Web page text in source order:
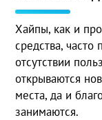
Хайпы, как и
средства,
отсутствии
открываются
места, да и
занимаются.